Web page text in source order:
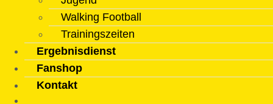
Walking Football
Trainingszeiten
Ergebnisdienst
Fanshop
Kontakt